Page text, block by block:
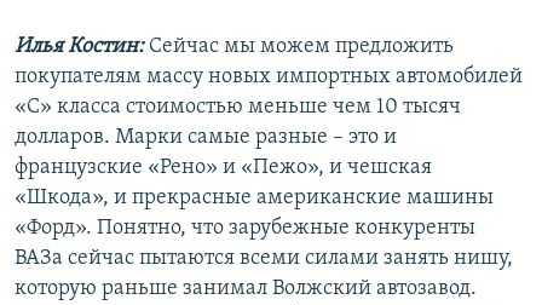
Илья Костин: Сейчас мы можем предложить
покупателям массу новых импортных автомобилей
«С» класса стоимостью меньше чем 10 тысяч
долларов. Марки самые разные – это и
французские «Рено» и «Пежо», и чешская
«Шкода», и прекрасные американские машины
«Форд». Понятно, что зарубежные конкуренты
ВАЗа сейчас пытаются всеми силами занять нишу,
которую раньше занимал Волжский автозавод.